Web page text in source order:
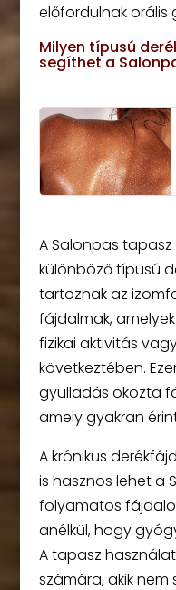
előfordulnak orális
Milyen típusú
segíthet a
A Salonpas
különböző típusú
tartoznak az
fájdalmak,
fizikai aktivitás
következtében.
gyulladás okozta
amely gyakran
A krónikus
is hasznos lehet a
folyamatos
anélkül, hogy
A tapasz
számára, akik